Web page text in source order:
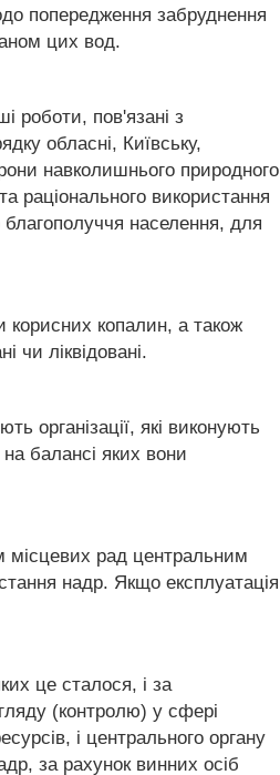
попередження забруднення
цих вод.
роботи, пов'язані з
обласні, Київську,
навколишнього природного
раціонального використання
благополуччя населення, для
корисних копалин, а також
чи ліквідовані.
організації, які виконують
балансі яких вони
місцевих рад центральним
надр. Якщо експлуатація
це сталося, і за
(контролю) у сфері
і центрального органу
за рахунок винних осіб